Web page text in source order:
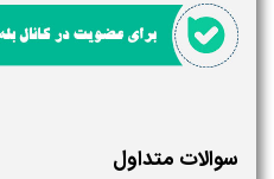
سوالات متداول